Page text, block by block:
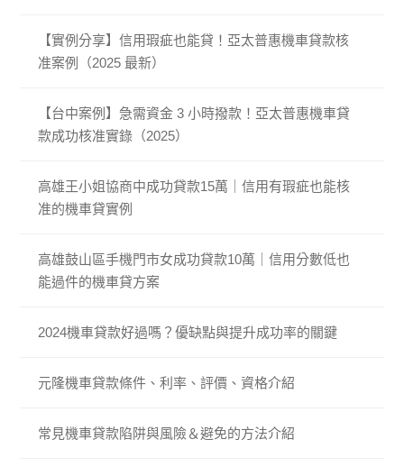
【實例分享】信用瑕疵也能貸！亞太普惠機車貸款核
准案例（2025 最新）
【台中案例】急需資金 3 小時撥款！亞太普惠機車貸
款成功核准實錄（2025）
高雄王小姐協商中成功貸款15萬｜信用有瑕疵也能核
准的機車貸實例
高雄鼓山區手機門市女成功貸款10萬｜信用分數低也
能過件的機車貸方案
2024機車貸款好過嗎？優缺點與提升成功率的關鍵
元隆機車貸款條件、利率、評價、資格介紹
常見機車貸款陷阱與風險＆避免的方法介紹